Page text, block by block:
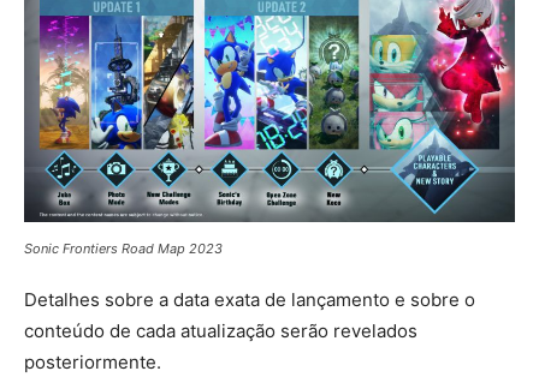
Sonic Frontiers Road Map 2023
Detalhes sobre a data exata de lançamento e sobre o
conteúdo de cada atualização serão revelados
posteriormente.